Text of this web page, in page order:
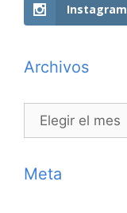
Instagram
Archivos
Archivos
Meta